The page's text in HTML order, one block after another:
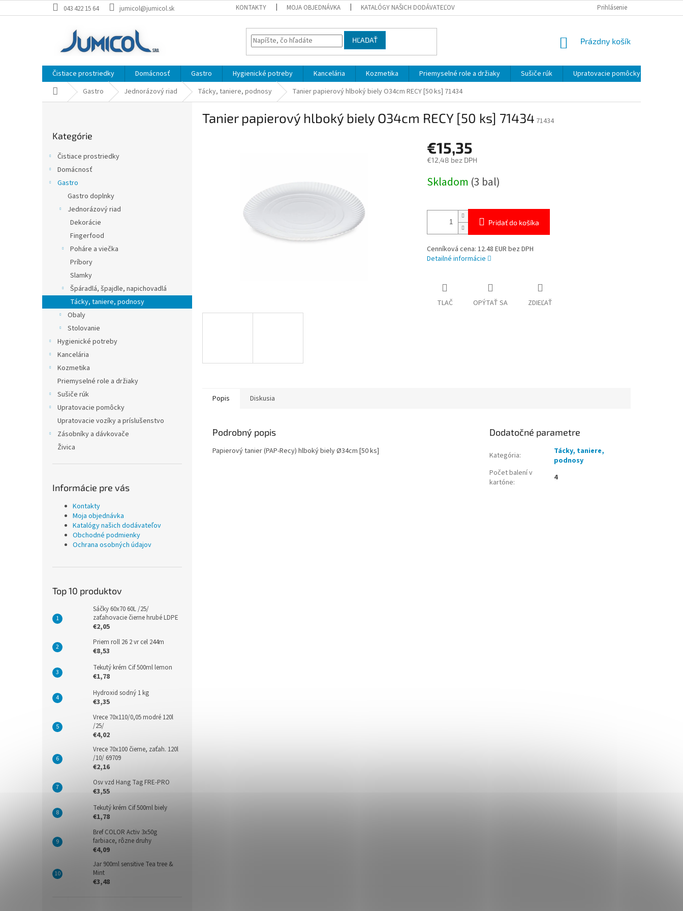
na
043 422 15 64 jumicol@jumicol.sk KONTAKTY MOJA OBJEDNÁVKA KATALÓGY NAŠICH DODÁVATEĽOV OCHRANA OSOBNÝCH ÚDAJOV
Prihlásenie
HĽADAŤ
NÁKUPNÝ
Prázdny košík
Čistiace prostriedky Domácnosť Gastro Hygienické potreby Kancelária Kozmetika Priemyselné role a držiaky Sušiče rúk Upratovacie pomôcky
Domov Gastro Jednorázový riad Tácky, taniere, podnosy Tanier papierový hlboký biely O34cm RECY [50 ks] 71434
kategórie
Kategórie
Čistiace prostriedky
Domácnosť
Gastro
Gastro doplnky
Jednorázový riad
Dekorácie
Fingerfood
Poháre a viečka
Príbory
Slamky
Špáradlá, špajdle, napichovadlá
Tácky, taniere, podnosy
Obaly
Stolovanie
Hygienické potreby
Kancelária
Kozmetika
Priemyselné role a držiaky
Sušiče rúk
Upratovacie pomôcky
Upratovacie vozíky a príslušenstvo
Zásobníky a dávkovače
Živica
Informácie pre vás
Kontakty
Moja objednávka
Katalógy našich dodávateľov
Obchodné podmienky
Ochrana osobných údajov
Top 10 produktov
Sáčky 60x70 60L /25/
zaťahovacie čierne hrubé LDPE
€2,05
Priem roll 26 2 vr cel 244m
€8,53
Tekutý krém Cif 500ml lemon
€1,78
Hydroxid sodný 1 kg
€3,35
Vrece 70x110/0,05 modré 120l
/25/
€4,02
Vrece 70x100 čierne, zaťah. 120l
/10/ 69709
€2,16
Osv vzd Hang Tag FRE-PRO
€3,55
Tekutý krém Cif 500ml biely
€1,78
Bref COLOR Activ 3x50g
farbiace, rôzne druhy
€4,09
Jar 900ml sensitive Tea tree &
Mint
€3,48
Tanier papierový hlboký biely O34cm RECY [50 ks] 71434 71434
€15,35
€12,48 bez DPH
cena:
Skladom (3 bal)
Pridať do košíka
Cenníková cena: 12.48 EUR bez DPH
Detailné informácie
TLAČ OPÝTAŤ SA ZDIEĽAŤ
Popis Diskusia
Podrobný popis
Papierový tanier (PAP-Recy) hlboký biely Ø34cm [50 ks]
Dodatočné parametre
Kategória:
Tácky, taniere,
podnosy
Počet balení v
kartóne: 4